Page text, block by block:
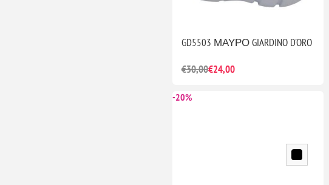
GD5503 ΜΑΥΡΟ GIARDINO D'ORO
€30,00€24,00
-20%